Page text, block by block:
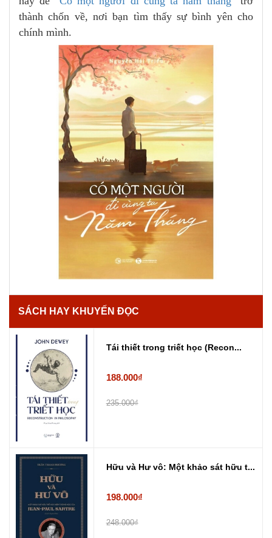
thành chốn về, nơi bạn tìm thấy sự bình yên cho
chính mình.
SÁCH HAY KHUYẾN ĐỌC
Tái thiết trong triết học (Recon...
188.000₫
235.000₫
Hữu và Hư vô: Một khảo sát hữu t...
198.000₫
248.000₫